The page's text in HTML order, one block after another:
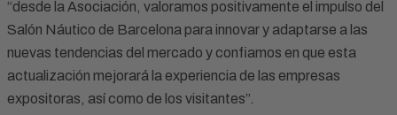
“desde la Asociación, valoramos positivamente el impulso del
Salón Náutico de Barcelona para innovar y adaptarse a las
nuevas tendencias del mercado y confiamos en que esta
actualización mejorará la experiencia de las empresas
expositoras, así como de los visitantes”.